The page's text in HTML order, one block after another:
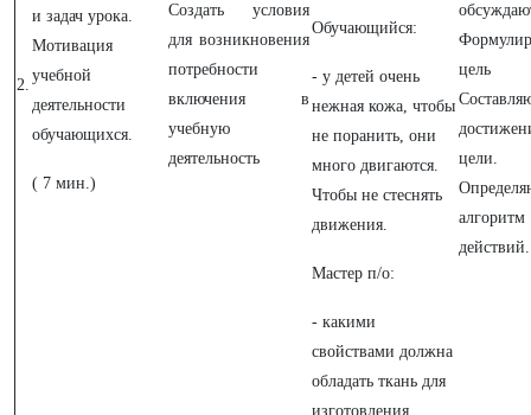
2.
и задач урока.
Мотивация
учебной
деятельности
обучающихся.
( 7 мин.)
Создать условия
для возникновения
потребности
включения в
учебную
деятельность
Обучающийся:
- у детей очень
нежная кожа, чтобы
не поранить, они
много двигаются.
Чтобы не стеснять
движения.
Мастер п/о:
- какими
свойствами должна
обладать ткань для
изготовления
цель
цели.
алгоритм
действий.